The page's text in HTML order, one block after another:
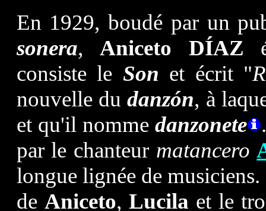
En 1929, boudé par un
sonera, Aniceto DÍAZ
consiste le Son et écrit "
nouvelle dudanzón, à
et qu'il nommedanzonete
par le chanteur matancero
longue lignée de
de Aniceto, Lucila et le